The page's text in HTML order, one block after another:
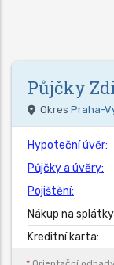
Půjčky
Okres Praha-
Hypoteční úvěr:
Půjčky a úvěry:
Pojištění:
Nákup na
Kreditní karta: